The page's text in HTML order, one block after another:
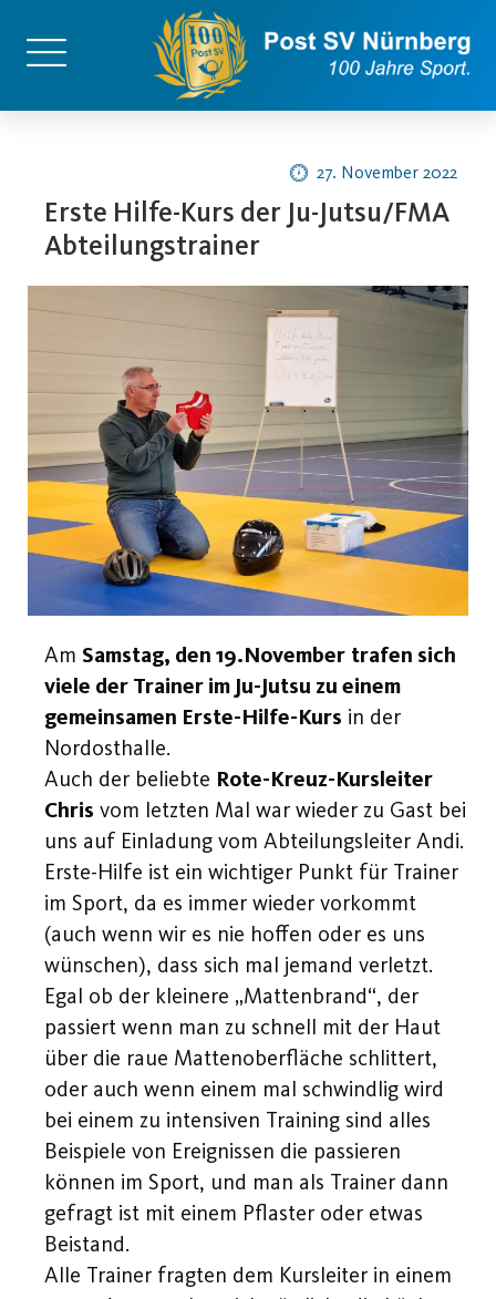
27. November 2022
Erste Hilfe-Kurs der Ju-Jutsu/FMA
Abteilungstrainer
Am Samstag, den 19.November trafen sich
viele der Trainer im Ju-Jutsu zu einem
gemeinsamen Erste-Hilfe-Kurs in der
Nordosthalle.
Auch der beliebte Rote-Kreuz-Kursleiter
Chris vom letzten Mal war wieder zu Gast bei
uns auf Einladung vom Abteilungsleiter Andi.
Erste-Hilfe ist ein wichtiger Punkt für Trainer
im Sport, da es immer wieder vorkommt
(auch wenn wir es nie hoffen oder es uns
wünschen), dass sich mal jemand verletzt.
Egal ob der kleinere „Mattenbrand“, der
passiert wenn man zu schnell mit der Haut
über die raue Mattenoberfläche schlittert,
oder auch wenn einem mal schwindlig wird
bei einem zu intensiven Training sind alles
Beispiele von Ereignissen die passieren
können im Sport, und man als Trainer dann
gefragt ist mit einem Pflaster oder etwas
Beistand.
Alle Trainer fragten dem Kursleiter in einem